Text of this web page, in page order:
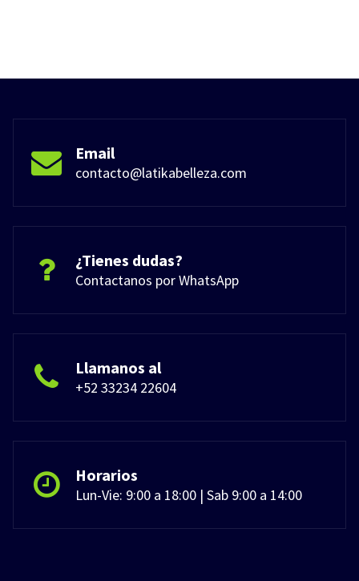
Email
contacto@latikabelleza.com
¿Tienes dudas?
Contactanos por WhatsApp
Llamanos al
+52 33234 22604
Horarios
Lun-Vie: 9:00 a 18:00 | Sab 9:00 a 14:00